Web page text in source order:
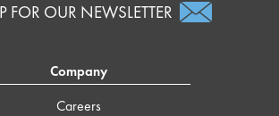
FOR OUR NEWSLETTER
Company
Careers